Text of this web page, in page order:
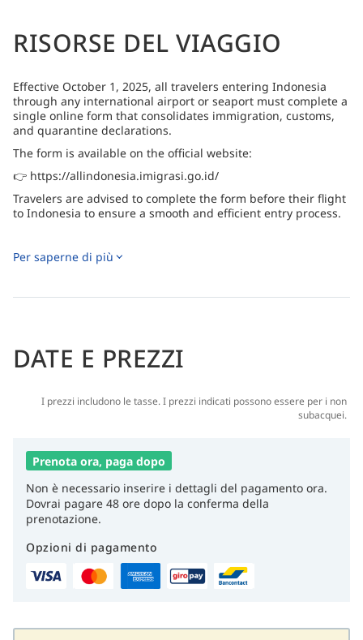
Migliorate la vostra esperienza di immersione con Nitrox e
accesso all'attrezzatura a noleggio, assicurandovi che ogni
RISORSE DEL VIAGGIO
Effective October 1, 2025, all travelers entering Indonesia
through any international airport or seaport must complete a
single online form that consolidates immigration, customs,
and quarantine declarations.
The form is available on the official website:
👉 https://allindonesia.imigrasi.go.id/
Travelers are advised to complete the form before their flight
to Indonesia to ensure a smooth and efficient entry process.
Per saperne di più
DATE E PREZZI
I prezzi includono le tasse. I prezzi indicati possono essere per i non
subacquei.
Prenota ora, paga dopo
Non è necessario inserire i dettagli del pagamento ora.
Dovrai pagare 48 ore dopo la conferma della
prenotazione.
Opzioni di pagamento